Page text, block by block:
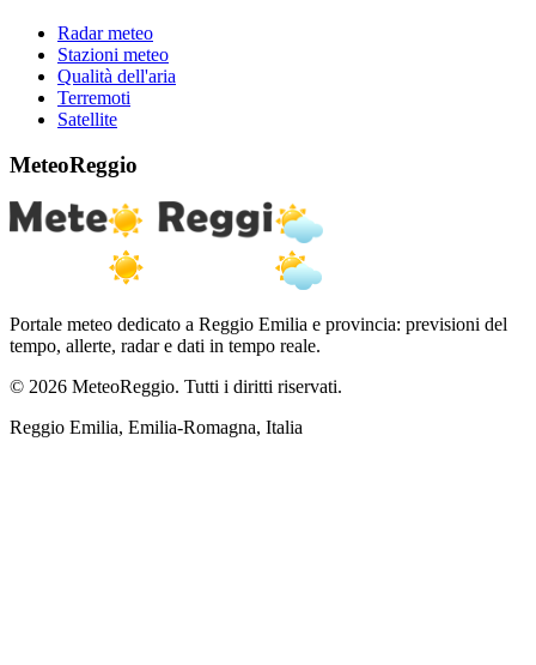
Radar meteo
Stazioni meteo
Qualità dell'aria
Terremoti
Satellite
MeteoReggio
Portale meteo dedicato a Reggio Emilia e provincia: previsioni del
tempo, allerte, radar e dati in tempo reale.
© 2026 MeteoReggio. Tutti i diritti riservati.
Reggio Emilia, Emilia-Romagna, Italia